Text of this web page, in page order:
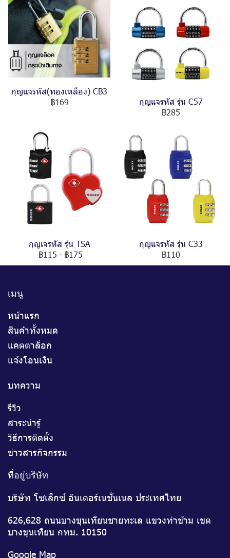
กุญแจรหัส(ทองเหลือง) CB3
฿169
กุญแจรหัส รุ่น C57
฿285
กุญเจรหัส รุ่น TSA
฿115 - ฿175
กุญแจรหัส รุ่น C33
฿110
เมนู
หน้าแรก
สินค้าทั้งหมด
แคตตาล็อก
แจ้งโอนเงิน
บทความ
รีวิว
สาระน่ารู้
วิธีการติดตั้ง
ข่าวสารกิจกรรม
ที่อยู่บริษัท
บริษัท โซเล็กซ์ อินเตอร์เนชั่นเนล ประเทศไทย
626,628 ถนนบางขุนเทียนชายทะเล แขวงท่าข้าม เขต
บางขุนเทียน กทม. 10150
Google Map